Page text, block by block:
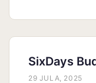
SixDays
29 JULA, 2025